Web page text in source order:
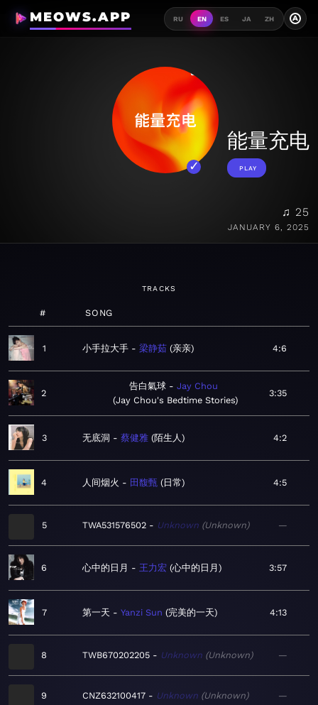
MEOWS.APP RU EN ES JA ZH A
能量充电
PLAY
♫ 25
JANUARY 6, 2025
TRACKS
# SONG
1 小手拉大手 梁静茹 亲亲 4:6
2
告白氣球
Jay Chou
Jay Chou's Bedtime Stories
3:35
3 无底洞 蔡健雅 陌生人 4:2
4 人间烟火 田馥甄 日常 4:5
5 TWA531576502 Unknown Unknown —
6 心中的日月 王力宏 心中的日月 3:57
7 第一天 Yanzi Sun 完美的一天 4:13
8 TWB670202205 Unknown Unknown —
9 CNZ632100417 Unknown Unknown —